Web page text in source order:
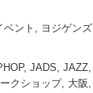
ベント ヨジゲンズ
, JADS JAZZ
クショップ, 大阪